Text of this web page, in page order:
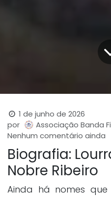
1 de junho de 2026
por
Associação Banda
Nenhum comentário ainda
Biografia:
Nobre Ribeiro
Ainda há nomes